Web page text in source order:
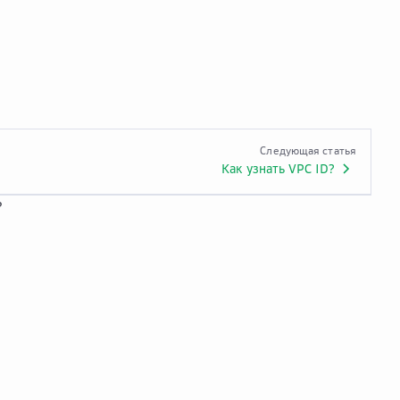
Следующая статья
Как узнать VPC ID?